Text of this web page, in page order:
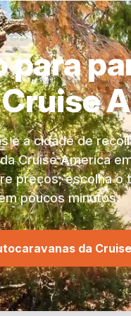
dependendo da
para
e a cidade de
Cruise America
preços, escolha o
poucos minutos.
da